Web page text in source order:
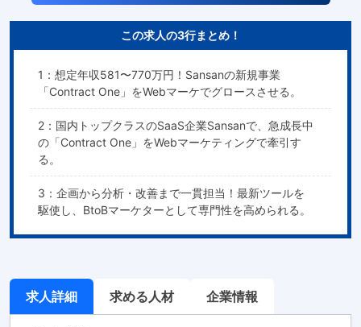
この求人の3行まとめ！
1：想定年収581〜770万円！Sansanの新規事業
「Contract One」をWebマーケでグロースさせる。
2：国内トップクラスのSaaS企業Sansanで、急成長中
の「Contract One」をWebマーケティングで牽引す
る。
3：企画から分析・改善まで一貫担当！最新ツールを
駆使し、BtoBマーケターとして専門性を高められる。
求人詳細 求める人材 企業情報